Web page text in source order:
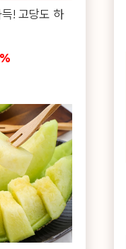
! 고당도 하